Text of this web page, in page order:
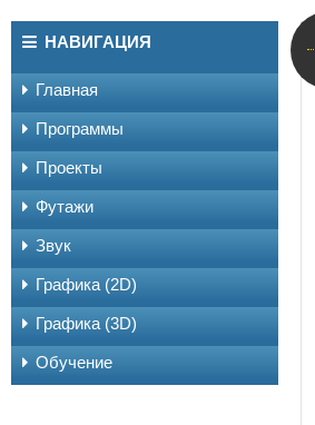
НАВИГАЦИЯ
Главная
Программы
Проекты
Футажи
Звук
Графика (2D)
Графика (3D)
Обучение